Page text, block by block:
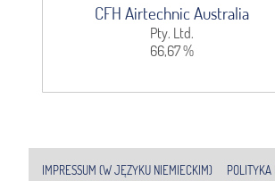
CFH Airtechnic Australia
Pty. Ltd.
66,67 %
IMPRESSUM (W JĘZYKU NIEMIECKIM)